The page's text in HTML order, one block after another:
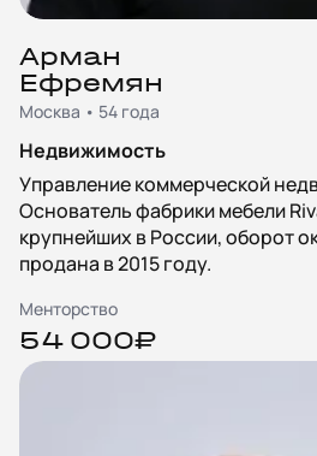
Арман
Ефремян
Москва • 54 года
Недвижимость
Управление коммерческой
Основатель фабрики мебели
крупнейших в России, оборот
продана в 2015 году.
Менторство
54 000₽